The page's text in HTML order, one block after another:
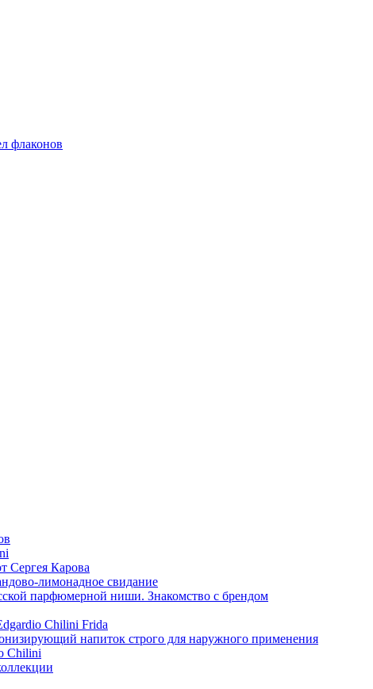
флаконов
Сергея Карова
лимонадное свидание
парфюмерной ниши. Знакомство с брендом
Chilini Frida
напиток строго для наружного применения
Chilini